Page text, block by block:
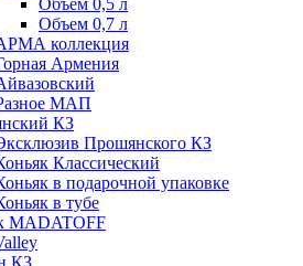
Объем 0,5 л
Объем 0,7 л
коллекция
Армения
МАП
КЗ
Прошянского КЗ
Классический
в подарочной упаковке
в тубе
MADATOFF
КЗ